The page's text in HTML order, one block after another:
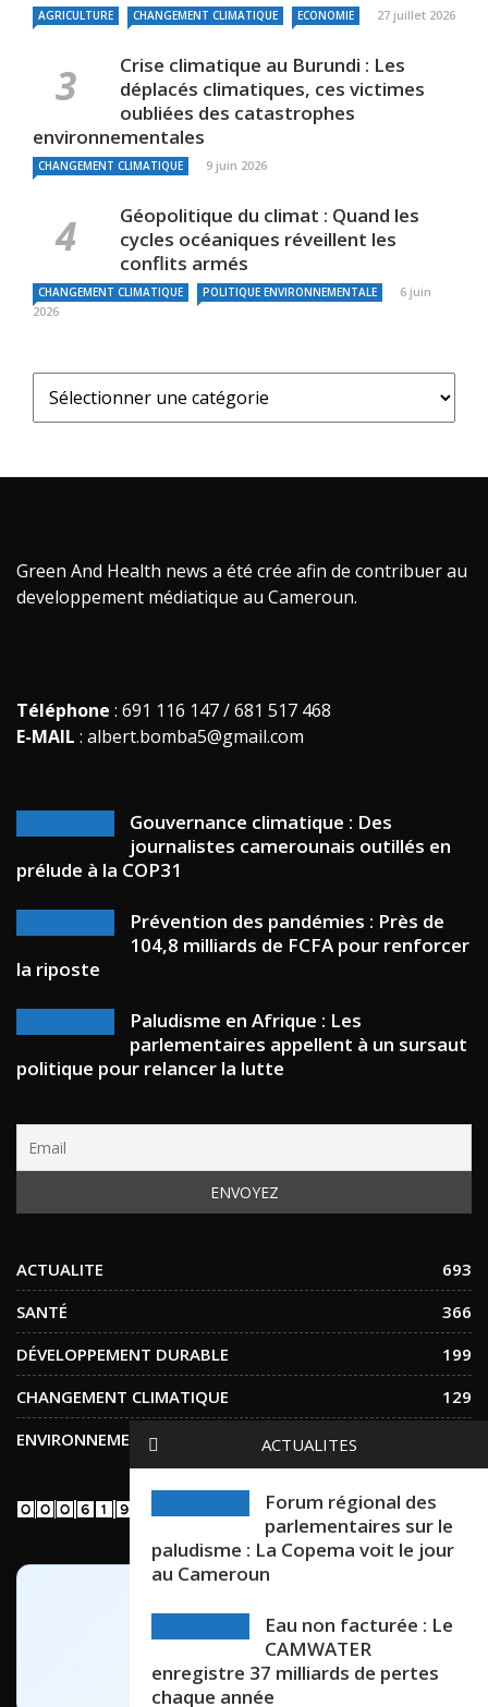
ACTUALITES
Forum régional des
parlementaires sur le
paludisme : La Copema voit le jour
au Cameroun
Eau non facturée : Le
CAMWATER
enregistre 37 milliards de pertes
chaque année
AGRICULTURE CHANGEMENT CLIMATIQUE ECONOMIE 27 juillet 2026
Crise climatique au Burundi : Les
déplacés climatiques, ces victimes
oubliées des catastrophes
environnementales
CHANGEMENT CLIMATIQUE 9 juin 2026
Géopolitique du climat : Quand les
cycles océaniques réveillent les
conflits armés
CHANGEMENT CLIMATIQUE POLITIQUE ENVIRONNEMENTALE
6 juin
2026
Green And Health news a été crée afin de contribuer au
developpement médiatique au Cameroun.
Téléphone : 691 116 147 / 681 517 468
E-MAIL : albert.bomba5@gmail.com
Gouvernance climatique : Des
journalistes camerounais outillés en
prélude à la COP31
Prévention des pandémies : Près de
104,8 milliards de FCFA pour renforcer
la riposte
Paludisme en Afrique : Les
parlementaires appellent à un sursaut
politique pour relancer la lutte
ACTUALITE
693
SANTÉ
366
DÉVELOPPEMENT DURABLE
199
CHANGEMENT CLIMATIQUE
129
ENVIRONNEMENT